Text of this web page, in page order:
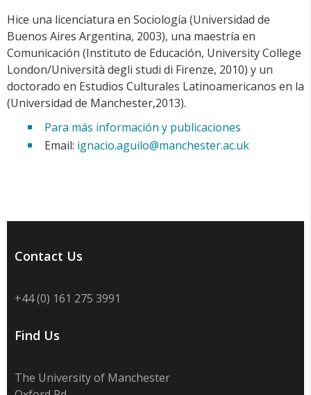
Hice una licenciatura en Sociología (Universidad de
Buenos Aires Argentina, 2003), una maestría en
Comunicación (Instituto de Educación, University College
London/Università degli studi di Firenze, 2010) y un
doctorado en Estudios Culturales Latinoamericanos en la
(Universidad de Manchester,2013).
Para más información y publicaciones
Email: ignacio.aguilo@manchester.ac.uk
Contact Us
+44 (0) 161 275 3991
Find Us
The University of Manchester